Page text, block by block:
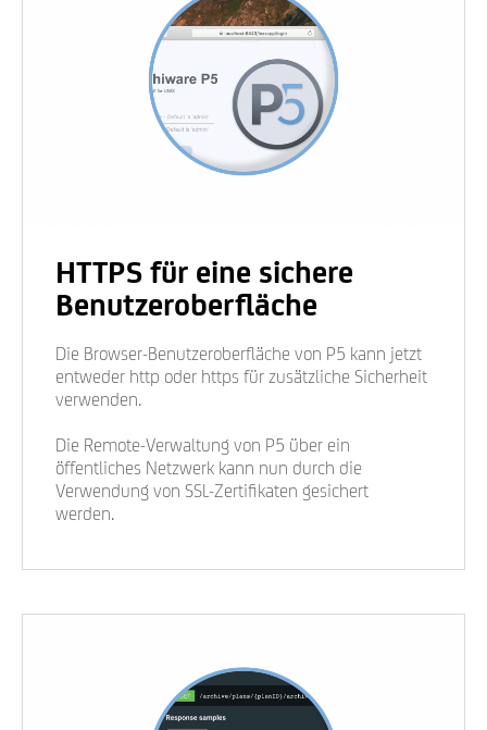
HTTPS für eine sichere
Benutzeroberfläche
Die Browser-Benutzeroberfläche von P5 kann jetzt
entweder http oder https für zusätzliche Sicherheit
verwenden.
Die Remote-Verwaltung von P5 über ein
öffentliches Netzwerk kann nun durch die
Verwendung von SSL-Zertifikaten gesichert
werden.